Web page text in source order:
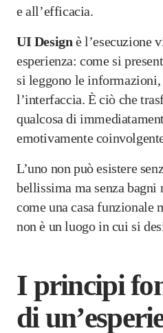
e all’efficacia.
UI Design è l’esecuzione
esperienza: come si
si leggono le informazioni,
l’interfaccia. È ciò che
qualcosa di
emotivamente
L’uno non può esistere
bellissima ma senza bagni
come una casa funzionale
non è un luogo in cui si
I principi
di